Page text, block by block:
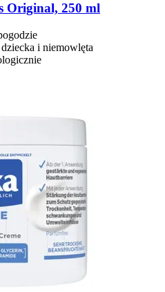
Original, 250 ml
i niemowlęta